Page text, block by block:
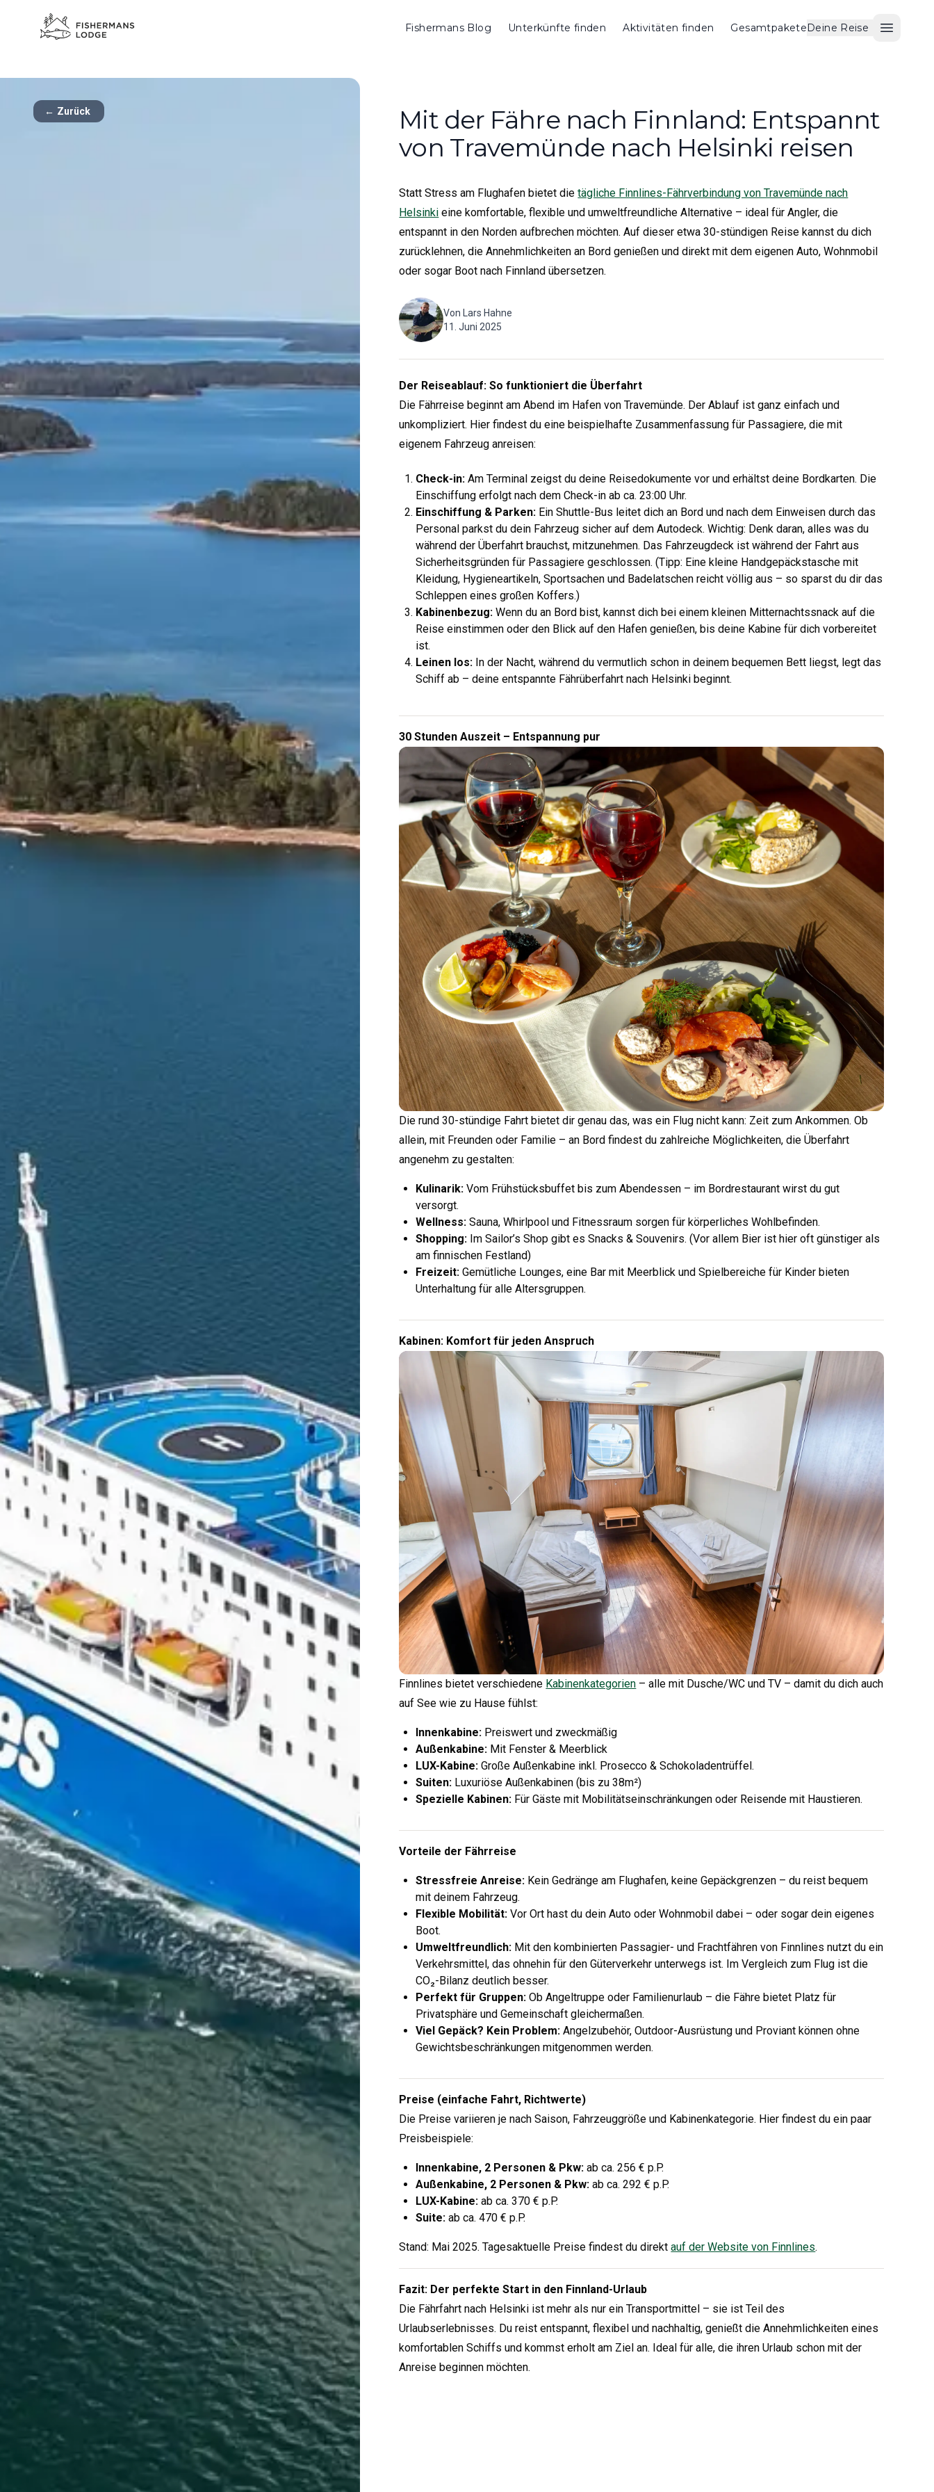
Fishermans Blog Unterkünfte finden Aktivitäten finden GesamtpaketeDeine Reise
Menü
← Zurück
Mit der Fähre nach Finnland: Entspannt
von Travemünde nach Helsinki reisen
Statt Stress am Flughafen bietet dietägliche Finnlines-Fährverbindung von Travemünde nach
Helsinki eine komfortable, flexible und umweltfreundliche Alternative – ideal für Angler, die
entspannt in den Norden aufbrechen möchten. Auf dieser etwa 30-stündigen Reise kannst du dich
zurücklehnen, die Annehmlichkeiten an Bord genießen und direkt mit dem eigenen Auto, Wohnmobil
oder sogar Boot nach Finnland übersetzen.
Von
Lars Hahne
11. Juni 2025
Der Reiseablauf: So funktioniert die Überfahrt
Die Fährreise beginnt am Abend im Hafen von Travemünde. Der Ablauf ist ganz einfach und
unkompliziert. Hier findest du eine beispielhafte Zusammenfassung für Passagiere, die mit
eigenem Fahrzeug anreisen:
Check-in: Am Terminal zeigst du deine Reisedokumente vor und erhältst deine Bordkarten. Die
Einschiffung erfolgt nach dem Check-in ab ca. 23:00 Uhr.
Einschiffung & Parken: Ein Shuttle-Bus leitet dich an Bord und nach dem Einweisen durch das
Personal parkst du dein Fahrzeug sicher auf dem Autodeck. Wichtig: Denk daran, alles was du
während der Überfahrt brauchst, mitzunehmen. Das Fahrzeugdeck ist während der Fahrt aus
Sicherheitsgründen für Passagiere geschlossen. (Tipp: Eine kleine Handgepäckstasche mit
Kleidung, Hygieneartikeln, Sportsachen und Badelatschen reicht völlig aus – so sparst du dir das
Schleppen eines großen Koffers.)
Kabinenbezug: Wenn du an Bord bist, kannst dich bei einem kleinen Mitternachtssnack auf die
Reise einstimmen oder den Blick auf den Hafen genießen, bis deine Kabine für dich vorbereitet
ist.
Leinen los: In der Nacht, während du vermutlich schon in deinem bequemen Bett liegst, legt das
Schiff ab – deine entspannte Fährüberfahrt nach Helsinki beginnt.
30 Stunden Auszeit – Entspannung pur
Die rund 30-stündige Fahrt bietet dir genau das, was ein Flug nicht kann: Zeit zum Ankommen. Ob
allein, mit Freunden oder Familie – an Bord findest du zahlreiche Möglichkeiten, die Überfahrt
angenehm zu gestalten:
Kulinarik: Vom Frühstücksbuffet bis zum Abendessen – im Bordrestaurant wirst du gut
versorgt.
Wellness: Sauna, Whirlpool und Fitnessraum sorgen für körperliches Wohlbefinden.
Shopping: Im Sailor’s Shop gibt es Snacks & Souvenirs. (Vor allem Bier ist hier oft günstiger als
am finnischen Festland)
Freizeit: Gemütliche Lounges, eine Bar mit Meerblick und Spielbereiche für Kinder bieten
Unterhaltung für alle Altersgruppen.
Kabinen: Komfort für jeden Anspruch
Finnlines bietet verschiedene Kabinenkategorien – alle mit Dusche/WC und TV – damit du dich auch
auf See wie zu Hause fühlst:
Innenkabine: Preiswert und zweckmäßig
Außenkabine: Mit Fenster & Meerblick
LUX-Kabine: Große Außenkabine inkl. Prosecco & Schokoladentrüffel.
Suiten: Luxuriöse Außenkabinen (bis zu 38m²)
Spezielle Kabinen: Für Gäste mit Mobilitätseinschränkungen oder Reisende mit Haustieren.
Vorteile der Fährreise
Stressfreie Anreise: Kein Gedränge am Flughafen, keine Gepäckgrenzen – du reist bequem
mit deinem Fahrzeug.
Flexible Mobilität: Vor Ort hast du dein Auto oder Wohnmobil dabei – oder sogar dein eigenes
Boot.
Umweltfreundlich: Mit den kombinierten Passagier- und Frachtfähren von Finnlines nutzt du ein
Verkehrsmittel, das ohnehin für den Güterverkehr unterwegs ist. Im Vergleich zum Flug istdie
CO₂-Bilanz deutlich besser.
Perfekt für Gruppen: Ob Angeltruppe oder Familienurlaub – die Fähre bietet Platz für
Privatsphäre und Gemeinschaft gleichermaßen.
Viel Gepäck? Kein Problem: Angelzubehör, Outdoor-Ausrüstung und Proviant können ohne
Gewichtsbeschränkungen mitgenommen werden.
Preise (einfache Fahrt, Richtwerte)
Die Preise variieren je nach Saison, Fahrzeuggröße und Kabinenkategorie. Hier findest du ein paar
Preisbeispiele:
Innenkabine, 2 Personen & Pkw:ab ca. 256 € p.P.
Außenkabine, 2 Personen & Pkw: ab ca. 292 € p.P.
LUX-Kabine: ab ca. 370 € p.P.
Suite: ab ca. 470 € p.P.
Stand: Mai 2025. Tagesaktuelle Preise findest du direktauf der Website von Finnlines.
Fazit: Der perfekte Start in den Finnland-Urlaub
Die Fährfahrt nach Helsinki ist mehr als nur ein Transportmittel – sie ist Teil des
Urlaubserlebnisses. Du reist entspannt, flexibel und nachhaltig, genießt die Annehmlichkeiten eines
komfortablen Schiffs und kommst erholt am Ziel an. Ideal für alle, die ihren Urlaub schon mit der
Anreise beginnen möchten.